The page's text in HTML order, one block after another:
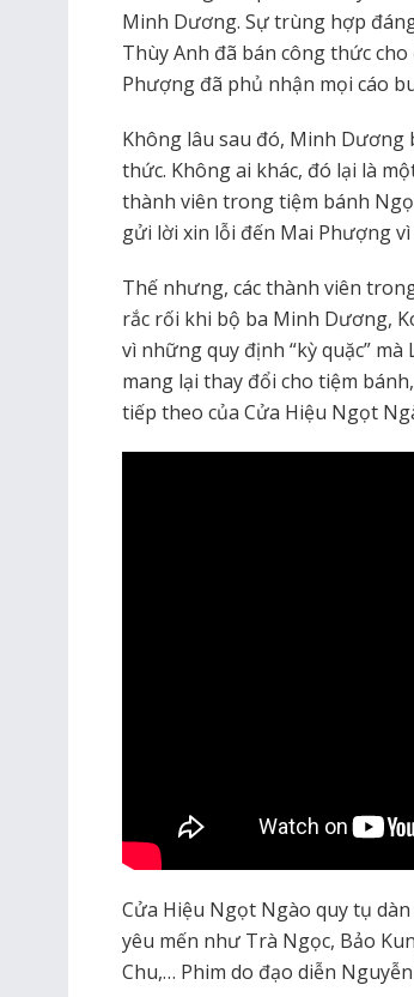
Minh Dương. Sự trùng hợp
Thùy Anh đã bán công thức
Phượng đã phủ nhận mọi cáo
Không lâu sau đó, Minh
thức. Không ai khác, đó lại là
thành viên trong tiệm bánh
gửi lời xin lỗi đến Mai Phượng
Thế nhưng, các thành viên
rắc rối khi bộ ba Minh Dương,
vì những quy định “kỳ quặc”
mang lại thay đổi cho tiệm
tiếp theo của Cửa Hiệu Ngọt
Cửa Hiệu Ngọt Ngào quy tụ
yêu mến như Trà Ngọc, Bảo
Chu,… Phim do đạo diễn